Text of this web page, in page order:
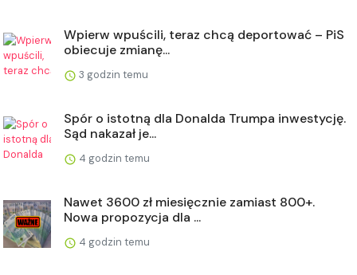
Wpierw wpuścili, teraz chcą deportować – PiS
obiecuje zmianę...
3 godzin temu
Spór o istotną dla Donalda Trumpa inwestycję.
Sąd nakazał je...
4 godzin temu
Nawet 3600 zł miesięcznie zamiast 800+.
Nowa propozycja dla ...
4 godzin temu